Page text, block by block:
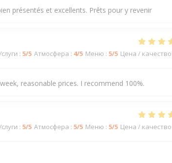
présentés et excellents. Prêts pour y revenir
: 5/5 Атмосфера : 4/5 Меню : 5/5 Цена / качество
reasonable prices. I recommend 100%.
: 5/5 Атмосфера : 5/5 Меню : 5/5 Цена / качество